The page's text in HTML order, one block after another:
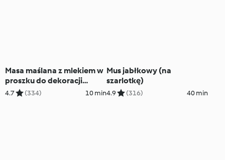
Masa maślana z mlekiem w
proszku do dekoracji
tortów
4.7 (334) 10 min
Mus jabłkowy (na
szarlotkę)
4.9 (316) 40 min